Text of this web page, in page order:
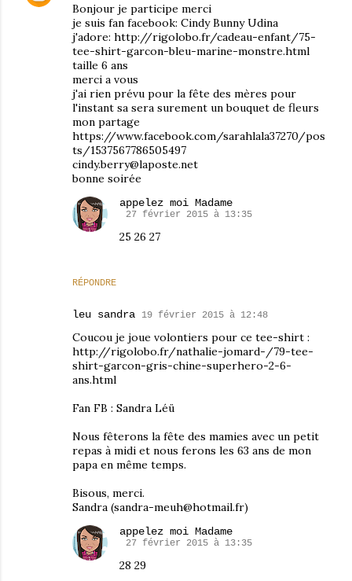
Bonjour je participe merci
je suis fan facebook: Cindy Bunny Udina
j'adore: http://rigolobo.fr/cadeau-enfant/75-
tee-shirt-garcon-bleu-marine-monstre.html
taille 6 ans
merci a vous
j'ai rien prévu pour la fête des mères pour
l'instant sa sera surement un bouquet de fleurs
mon partage
https://www.facebook.com/sarahlala37270/pos
ts/1537567786505497
cindy.berry@laposte.net
bonne soirée
RÉPONDRE
appelez moi Madame
27 février 2015 à 13:35
25 26 27
leu sandra 19 février 2015 à 12:48
Coucou je joue volontiers pour ce tee-shirt :
http://rigolobo.fr/nathalie-jomard-/79-tee-
shirt-garcon-gris-chine-superhero-2-6-
ans.html
Fan FB : Sandra Léü
Nous fêterons la fête des mamies avec un petit
repas à midi et nous ferons les 63 ans de mon
papa en même temps.
Bisous, merci.
Sandra (sandra-meuh@hotmail.fr)
appelez moi Madame
27 février 2015 à 13:35
28 29